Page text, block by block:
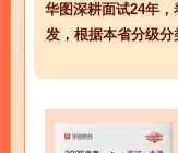
华图深耕面试24年
发，根据本省分级